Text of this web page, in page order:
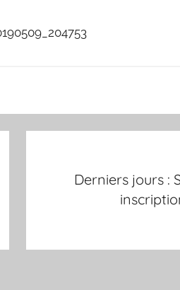
Derniers jours :